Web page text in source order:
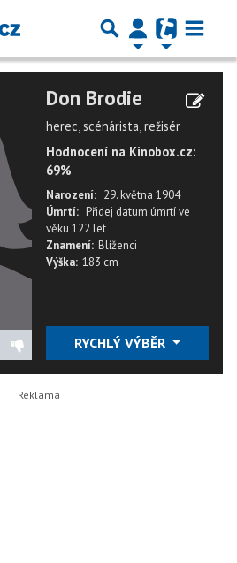
Don Brodie
herec, scénárista, režisér
Hodnocení na Kinobox.cz:
69%
Narození: 29. května 1904
Úmrtí: Přidej datum úmrtíve
věku 122 let
Znamení: Blíženci
Výška: 183 cm
RYCHLÝ VÝBĚR